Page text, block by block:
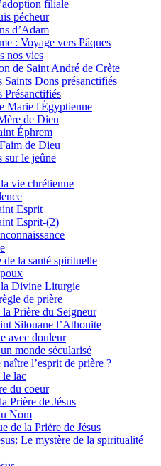
filiale
pécheur
d’Adam
: Voyage vers Pâques
nos vies
de Saint André de Crète
Dons présanctifiés
Marie l'Égyptienne
de Dieu
Éphrem
de Dieu
sur le jeûne
vie chrétienne
Esprit
Esprit-(2)
de la santé spirituelle
Divine Liturgie
de prière
la Prière du Seigneur
Silouane l’Athonite
avec douleur
monde sécularisé
l’esprit de prière ?
le lac
du coeur
Prière de Jésus
Nom
de la Prière de Jésus
Le mystère de la spiritualité